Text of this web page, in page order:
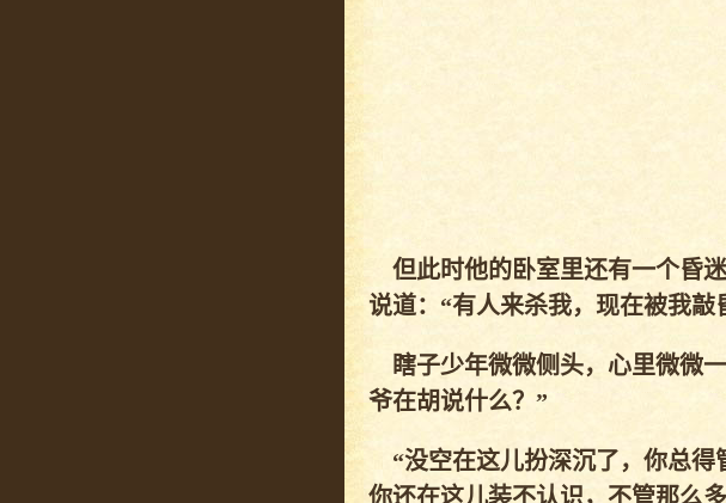
但此时他的卧室里还有一个昏
说道：“有人来杀我，现在被我敲
瞎子少年微微侧头，心里微微
爷在胡说什么？”
“没空在这儿扮深沉了，你总得
你还在这儿装不认识，不管那么